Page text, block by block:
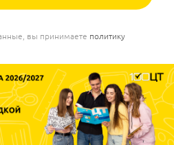
вы принимаете политику